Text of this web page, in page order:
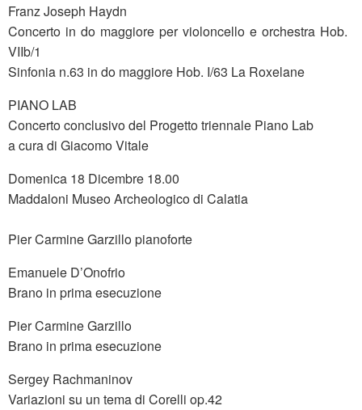
Franz Joseph Haydn
Concerto in do maggiore per violoncello e orchestra Hob.
VIIb/1
Sinfonia n.63 in do maggiore Hob. I/63 La Roxelane
PIANO LAB
Concerto conclusivo del Progetto triennale Piano Lab
a cura di Giacomo Vitale
Domenica 18 Dicembre 18.00
Maddaloni Museo Archeologico di Calatia
Pier Carmine Garzillo pianoforte
Emanuele D’Onofrio
Brano in prima esecuzione
Pier Carmine Garzillo
Brano in prima esecuzione
Sergey Rachmaninov
Variazioni su un tema di Corelli op.42